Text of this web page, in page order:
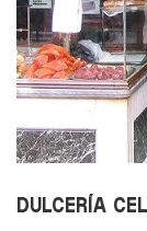
DULCERÍA